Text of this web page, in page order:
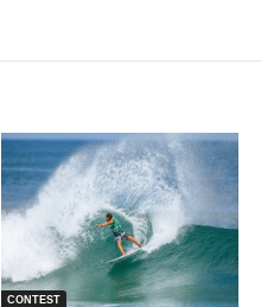
CONTEST